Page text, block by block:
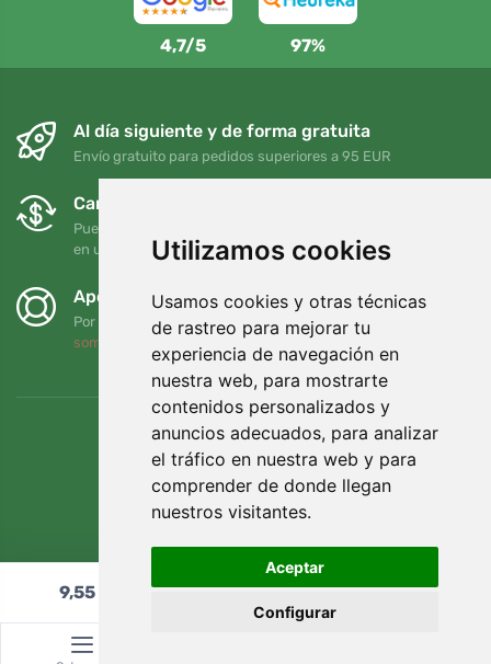
Utilizamos cookies
Usamos cookies y otras técnicas
de rastreo para mejorar tu
experiencia de navegación en
nuestra web, para mostrarte
contenidos personalizados y
anuncios adecuados, para analizar
el tráfico en nuestra web y para
comprender de donde llegan
nuestros visitantes.
Aceptar
Configurar
4,7/5 97%
Al día siguiente y de forma gratuita
Envío gratuito para pedidos superiores a 95 EUR
Cambios y devoluciones gratuitos
Puede devolver o cambiar su pedido en cualquier momento
en un plazo de 90 días
Apoyamos a Trees.org
Por cada pedido plantamos un árbol. Leer más
somos
9,55 Añadir al carrito